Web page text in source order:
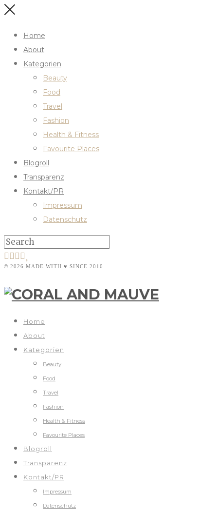
Home
About
Kategorien
Beauty
Food
Travel
Fashion
Health & Fitness
Favourite Places
Blogroll
Transparenz
Kontakt/PR
Impressum
Datenschutz
© 2026 MADE WITH ♥ SINCE 2010
Home
About
Kategorien
Beauty
Food
Travel
Fashion
Health & Fitness
Favourite Places
Blogroll
Transparenz
Kontakt/PR
Impressum
Datenschutz